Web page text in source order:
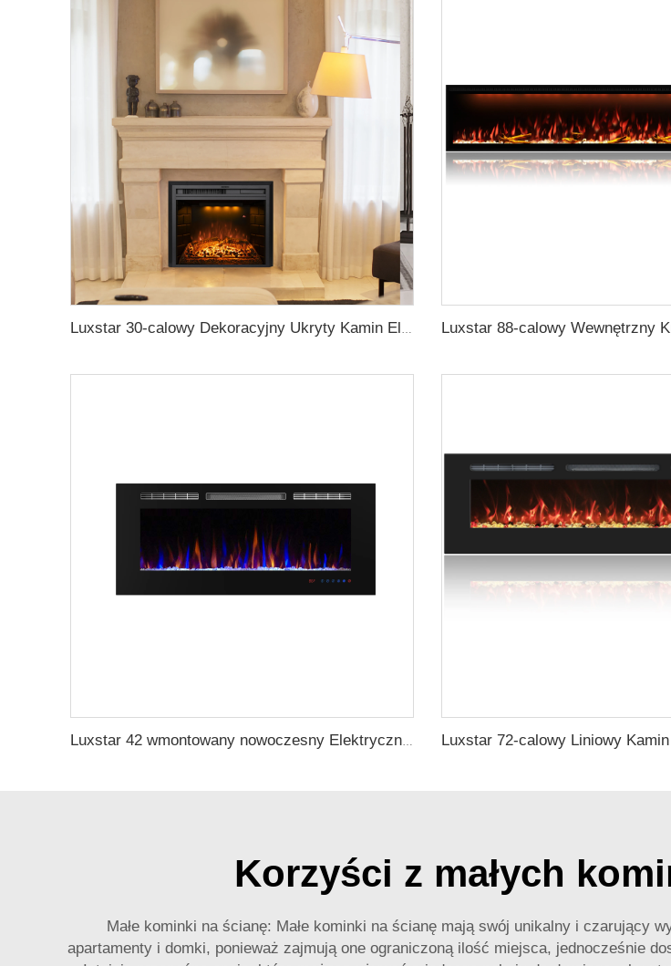
Luxstar 30-calowy Dekoracyjny Ukryty Kamin Elektryczny Wbudowany Grzejnik Do Wnętrz Ze Zgłoszeniami Trzasku Sterowany Przez Pilot
Luxstar 42 wmontowany nowoczesny Elektryczny Sztuczny Kominek Siłowo Zmienne Części Sprzedaż Kolor Łatwo Do Oczyszczenia Bezpieczne Pochodzenie Typ
Korzyści z małych
Małe kominki na ścianę: Małe kominki na ścianę mają swój unikalny i czarujący
apartamenty i domki, ponieważ zajmują one ograniczoną ilość miejsca, jednocześnie